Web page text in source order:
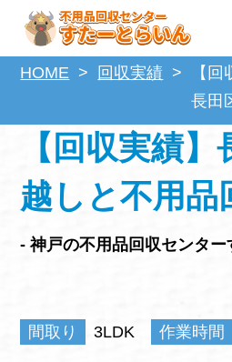
HOME 回収実績
【回
長田
【回収実績】
越しと不用品
- 神戸の不用品回収センタ
間取り 3LDK 作業時間